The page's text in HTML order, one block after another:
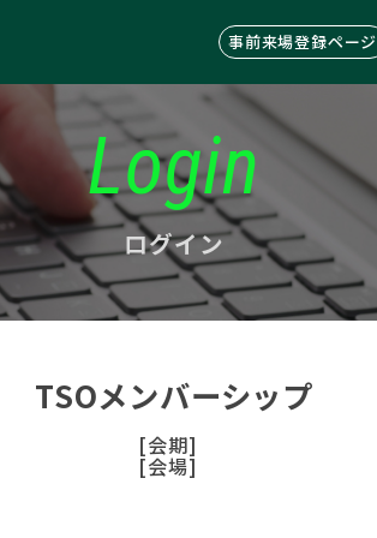
事前来場登録ページ
Login
ログイン
TSOメンバーシップ
[会期]
[会場]